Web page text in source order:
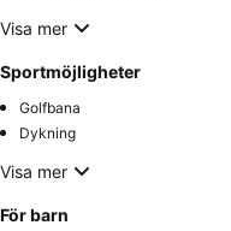
Visa mer
Sportmöjligheter
Golfbana
Dykning
Visa mer
För barn